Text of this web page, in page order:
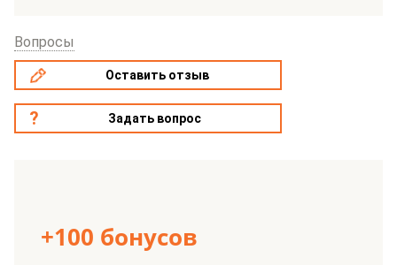
Вопросы
Оставить отзыв
Задать вопрос
+100 бонусов